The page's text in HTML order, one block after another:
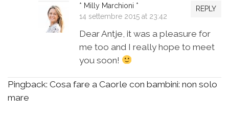
REPLY
* Milly Marchioni *
14 settembre 2015 at 23:42
Dear Antje, it was a pleasure for
me too and I really hope to meet
you soon!
Pingback: Cosa fare a Caorle con bambini: non solo
mare